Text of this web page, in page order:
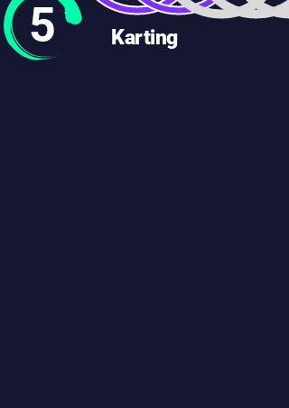
5 Karting